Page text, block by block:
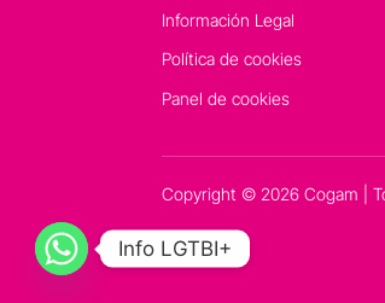
Información Legal
Política de cookies
Panel de cookies
Copyright © 2026 Cogam |
Info LGTBI+